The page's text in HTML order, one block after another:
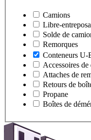
Camions
Libre-
Solde de
Remorques
Conteneurs U-
Accessoires de
Attaches de
Retours de
Propane
Boîtes de